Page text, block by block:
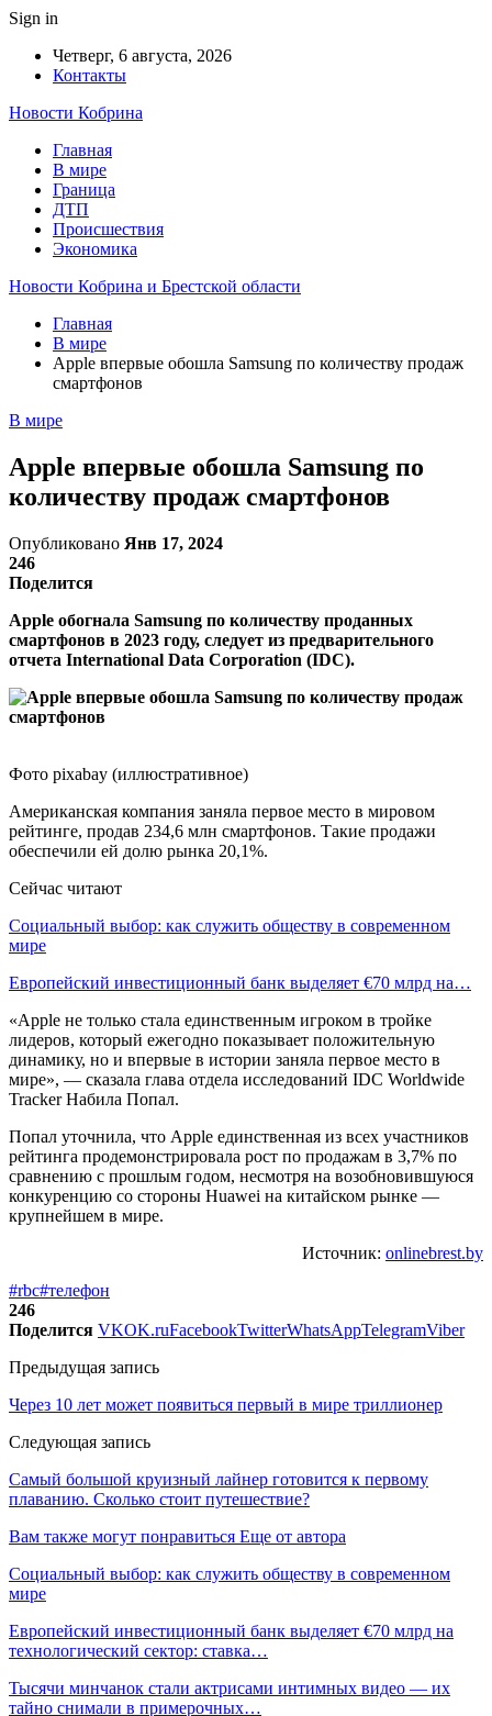
Sign in
Четверг, 6 августа, 2026
Контакты
Новости Кобрина
Главная
В мире
Граница
ДТП
Происшествия
Экономика
Новости Кобрина и Брестской области
Главная
В мире
Apple впервые обошла Samsung по количеству продаж
смартфонов
В мире
Apple впервые обошла Samsung по
количеству продаж смартфонов
Опубликовано Янв 17, 2024
246
Поделится
Apple обогнала Samsung по количеству проданных
смартфонов в 2023 году, следует из предварительного
отчета International Data Corporation (IDC).
Фото pixabay (иллюстративное)
Американская компания заняла первое место в мировом
рейтинге, продав 234,6 млн смартфонов. Такие продажи
обеспечили ей долю рынка 20,1%.
Сейчас читают
Социальный выбор: как служить обществу в современном
мире
Европейский инвестиционный банк выделяет €70 млрд на…
«Apple не только стала единственным игроком в тройке
лидеров, который ежегодно показывает положительную
динамику, но и впервые в истории заняла первое место в
мире», — сказала глава отдела исследований IDC Worldwide
Tracker Набила Попал.
Попал уточнила, что Apple единственная из всех участников
рейтинга продемонстрировала рост по продажам в 3,7% по
сравнению с прошлым годом, несмотря на возобновившуюся
конкуренцию со стороны Huawei на китайском рынке —
крупнейшем в мире.
Источник: onlinebrest.by
#rbc#телефон
246
Поделится VKOK.ruFacebookTwitterWhatsAppTelegramViber
Предыдущая запись
Через 10 лет может появиться первый в мире триллионер
Следующая запись
Самый большой круизный лайнер готовится к первому
плаванию. Сколько стоит путешествие?
Вам также могут понравиться Еще от автора
Социальный выбор: как служить обществу в современном
мире
Европейский инвестиционный банк выделяет €70 млрд на
технологический сектор: ставка…
Тысячи минчанок стали актрисами интимных видео — их
тайно снимали в примерочных…